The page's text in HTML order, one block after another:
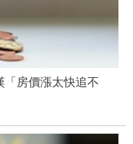
「房價漲太快追不